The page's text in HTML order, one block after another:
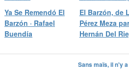
Ya Se Remendó El
Barzón · Rafael
Buendía
El Barzón, de
Pérez Meza par
Hernán Del
Sans maïs, il n'y a